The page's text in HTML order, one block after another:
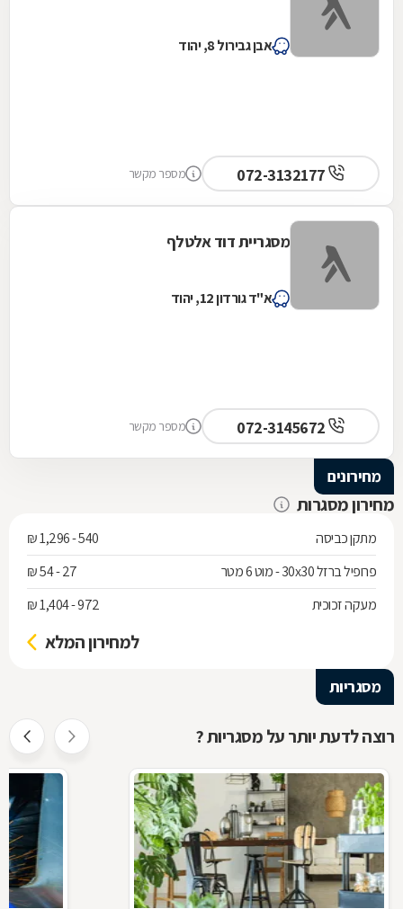
אבן גבירול 8, יהוד
מספר מקשר
מסגריית דוד אלטלף
א"ד גורדון 12, יהוד
מספר מקשר
מחירונים
מחירון מסגרות
מתקן כביסה
540 - 1,296 ₪
פרופיל ברזל 30x30 - מוט 6 מטר
27 - 54 ₪
מעקה זכוכית
972 - 1,404 ₪
למחירון המלא
מסגריות
רוצה לדעת יותר על מסגריות ?